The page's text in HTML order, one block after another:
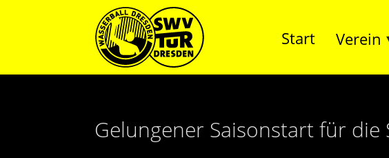
Start Verein
Gelungener Saisonstart für die